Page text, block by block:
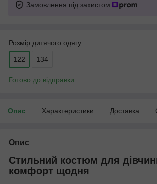
Замовлення під захистом
Розмір дитячого одягу
122 134
Готово до відправки
Опис Характеристики Доставка
Опис
Стильний костюм для
комфорт щодня